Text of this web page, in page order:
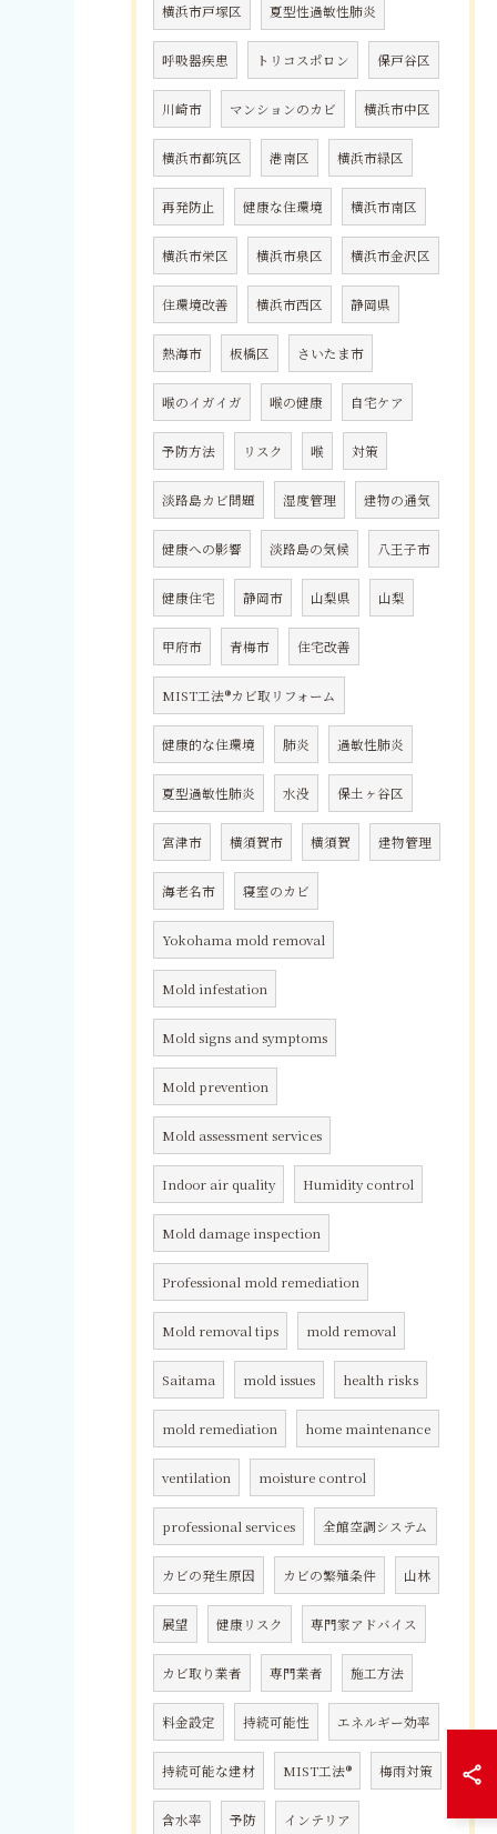
横浜市戸塚区 夏型性過敏性肺炎
呼吸器疾患 トリコスポロン 保戸谷区
川崎市 マンションのカビ 横浜市中区
横浜市都筑区 港南区 横浜市緑区
再発防止 健康な住環境 横浜市南区
横浜市栄区 横浜市泉区 横浜市金沢区
住環境改善 横浜市西区 静岡県
熱海市 板橋区 さいたま市
喉のイガイガ 喉の健康 自宅ケア
予防方法 リスク 喉 対策
淡路島カビ問題 湿度管理 建物の通気
健康への影響 淡路島の気候 八王子市
健康住宅 静岡市 山梨県 山梨
甲府市 青梅市 住宅改善
MIST工法®カビ取リフォーム
健康的な住環境 肺炎 過敏性肺炎
夏型過敏性肺炎 水没 保土ヶ谷区
宮津市 横須賀市 横須賀 建物管理
海老名市 寝室のカビ
Yokohama mold removal
Mold infestation
Mold signs and symptoms
Mold prevention
Mold assessment services
Indoor air quality Humidity control
Mold damage inspection
Professional mold remediation
Mold removal tips mold removal
Saitama mold issues health risks
mold remediation home maintenance
ventilation moisture control
professional services 全館空調システム
カビの発生原因 カビの繁殖条件 山林
展望 健康リスク 専門家アドバイス
カビ取り業者 専門業者 施工方法
料金設定 持続可能性 エネルギー効率
持続可能な建材 MIST工法® 梅雨対策
含水率 予防 インテリア